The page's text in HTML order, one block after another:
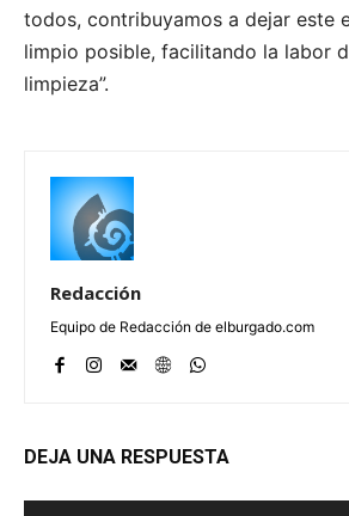
todos, contribuyamos a dejar este
limpio posible, facilitando la labor
limpieza”.
Redacción
Equipo de Redacción de elburgado.com
DEJA UNA RESPUESTA